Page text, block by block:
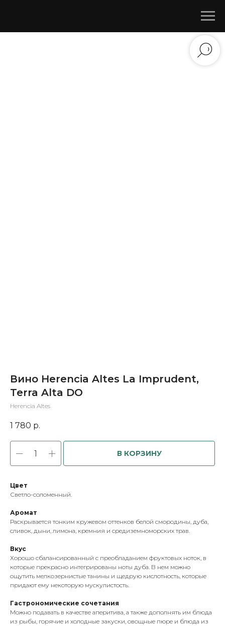
Вино Herencia Altes La Imprudent,
Terra Alta DO
Herencia Altes
1 780 р.
В КОРЗИНУ
Цвет
Светло-соломенный.
Аромат
Раскрывается тонким кружевом оттенков белой смородины, дуба,
сливок, дыни, лимона, кремния и средиземноморских трав.
Вкус
Хорошо сбалансированный с преобладанием фруктовых ноток, в
которые прекрасно интегрированы ноты дуба. В нем можно
ощутить мелкозернистые танины и щедрую кислотность, которые
придают ему некоторую мускулистость.
Гастрономические сочетания
Можно подавать в качестве аперитива, а также дополнять им блюда
из рыбы, горячие и холодные закуски, овощные пюре и блюда из